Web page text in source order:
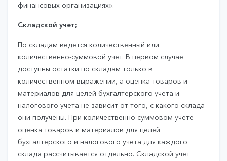
финансовых организациях».
Складской учет;
По складам ведется количественный или
количественно-суммовой учет. В первом случае
доступны остатки по складам только в
количественном выражении, а оценка товаров и
материалов для целей бухгалтерского учета и
налогового учета не зависит от того, с какого склада
они получены. При количественно-суммовом учете
оценка товаров и материалов для целей
бухгалтерского и налогового учета для каждого
склада рассчитывается отдельно. Складской учет